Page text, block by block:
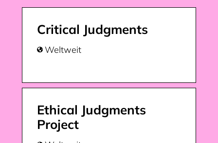
Critical Judgments
 Weltweit
Ethical Judgments
Project